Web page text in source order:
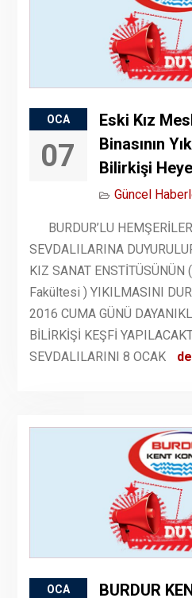
OCA
07
Eski Kız
Binasının
Bilirkişi
Güncel
BURDUR’LU
SEVDALILARINA
KIZ SANAT
Fakültesi ) YIKILMASINI
2016 CUMA GÜNÜ
BİLİRKİŞİ KEŞFİ
SEVDALILARINI 8 OCAK
OCA
BURDUR